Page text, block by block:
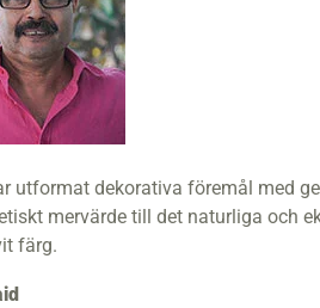
utformat dekorativa föremål med
mervärde till det naturliga och
färg.